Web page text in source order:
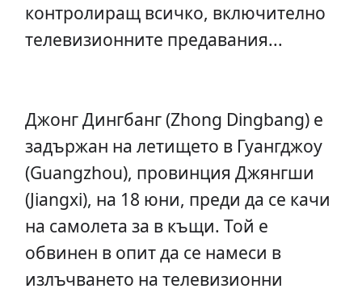
контролиращ всичко, включително
телевизионните предавания...
Джонг Дингбанг (Zhong Dingbang) е
задържан на летището в Гуангджоу
(Guangzhou), провинция Джянгши
(Jiangxi), на 18 юни, преди да се качи
на самолета за в къщи. Той е
обвинен в опит да се намеси в
излъчването на телевизионни